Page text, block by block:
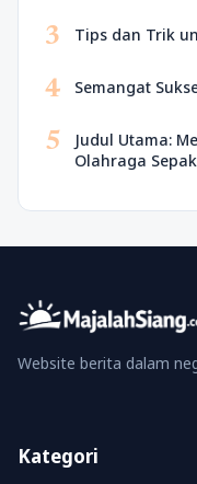
3 Tips dan Trik
4 Semangat
5
Judul Utama:
Olahraga
Website berita dalam
Kategori